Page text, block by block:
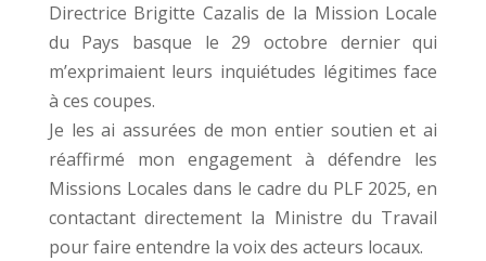
Directrice Brigitte Cazalis de la Mission Locale
du Pays basque le 29 octobre dernier qui
m’exprimaient leurs inquiétudes légitimes face
à ces coupes.
Je les ai assurées de mon entier soutien et ai
réaffirmé mon engagement à défendre les
Missions Locales dans le cadre du PLF 2025, en
contactant directement la Ministre du Travail
pour faire entendre la voix des acteurs locaux.